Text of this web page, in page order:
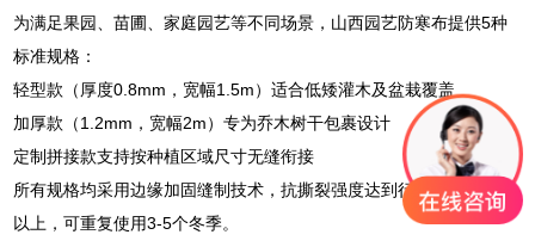
为满足果园、苗圃、家庭园艺等不同场景，山西园艺防寒布提供5种
标准规格：
轻型款（厚度0.8mm，宽幅1.5m）适合低矮灌木及盆栽覆盖
加厚款（1.2mm，宽幅2m）专为乔木树干包裹设计
定制拼接款支持按种植区域尺寸无缝衔接
所有规格均采用边缘加固缝制技术，抗撕裂强度达到行业标准的2倍
以上，可重复使用3-5个冬季。